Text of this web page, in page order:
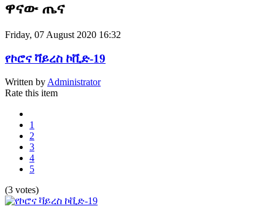
ዋናው ጤና
Friday, 07 August 2020 16:32
የኮሮና ቫይረስ ኮቪድ-19
Written by Administrator
Rate this item
1
2
3
4
5
(3 votes)